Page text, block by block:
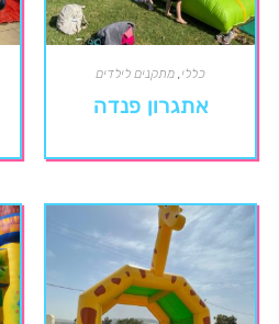
כללי, מתקנים לילדים
אתגרון פנדה